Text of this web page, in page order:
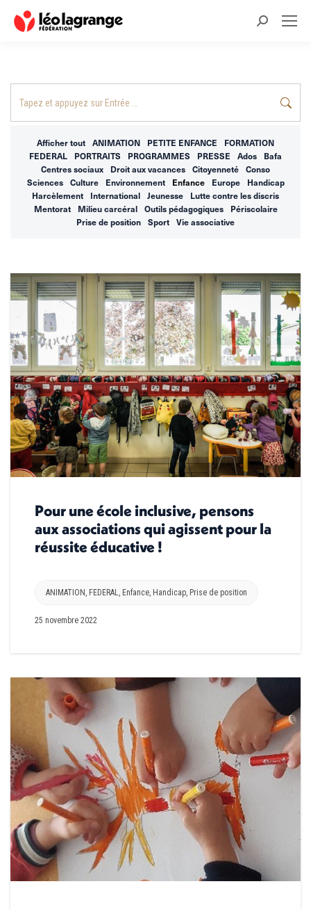
Recherche
Afficher tout ANIMATION PETITE ENFANCE
FORMATION
FEDERAL
PORTRAITS PROGRAMMES PRESSE Ados
Bafa
Centres sociaux
Droit aux vacances Citoyenneté
Conso
Sciences
Culture Environnement Enfance Europe
Handicap
Harcèlement
International Jeunesse
Lutte contre les discris
Mentorat
Milieu carcéral Outils pédagogiques
Périscolaire
Prise de position
Sport Vie associative
Pour une école inclusive, pensons
aux associations qui agissent pour la
réussite éducative !
ANIMATION, FEDERAL, Enfance, Handicap, Prise de position
25 novembre 2022